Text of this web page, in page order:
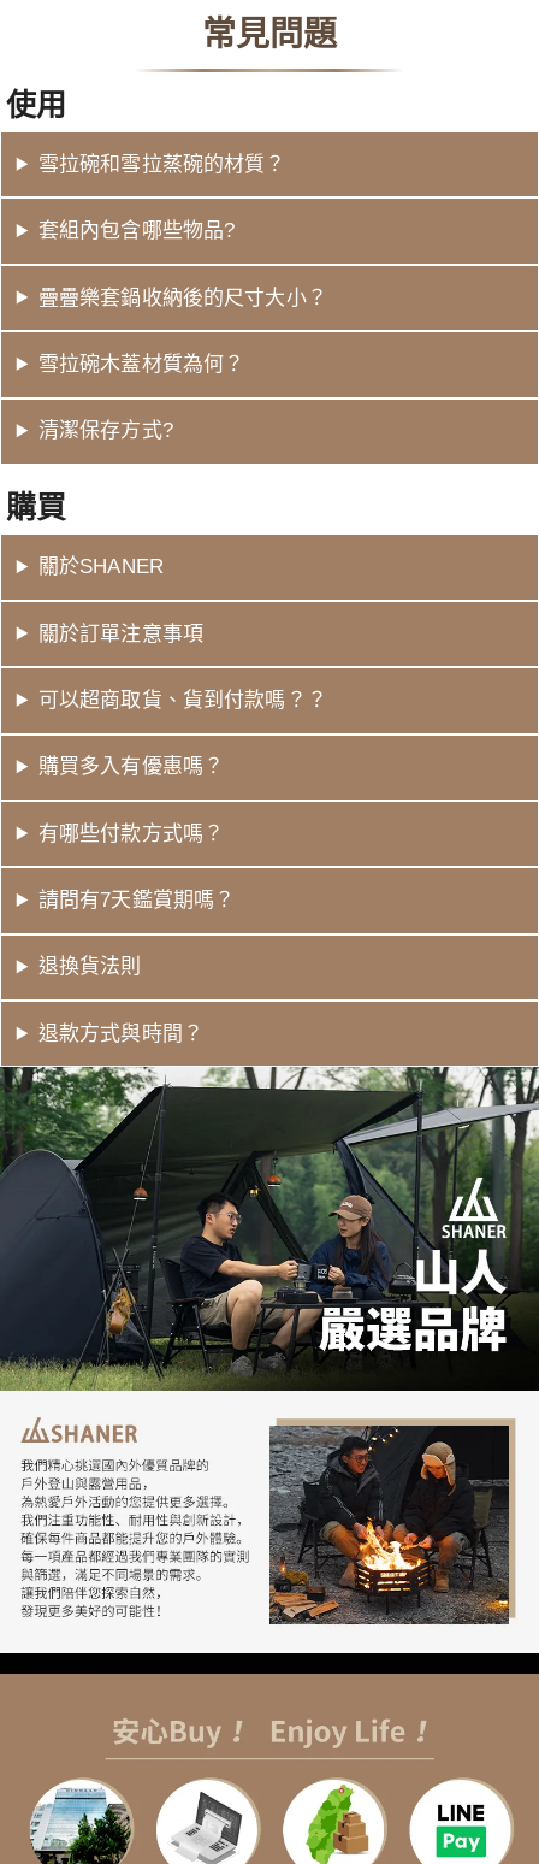
常見問題
使用
雪拉碗和雪拉蒸碗的材質？
套組內包含哪些物品?
疊疊樂套鍋收納後的尺寸大小？
雪拉碗木蓋材質為何？
清潔保存方式?
購買
關於SHANER
關於訂單注意事項
可以超商取貨、貨到付款嗎？？
購買多入有優惠嗎？
有哪些付款方式嗎？
請問有7天鑑賞期嗎？
退換貨法則
退款方式與時間？